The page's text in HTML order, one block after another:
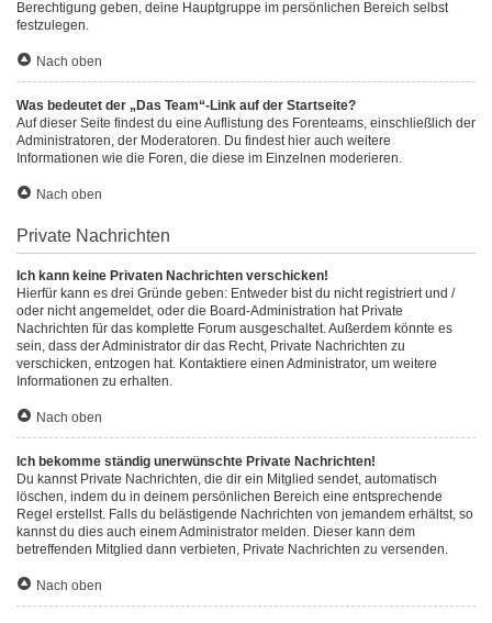
Berechtigung geben, deine Hauptgruppe im persönlichen Bereich selbst
festzulegen.
Nach oben
Was bedeutet der „Das Team“-Link auf der Startseite?
Auf dieser Seite findest du eine Auflistung des Forenteams, einschließlich der
Administratoren, der Moderatoren. Du findest hier auch weitere
Informationen wie die Foren, die diese im Einzelnen moderieren.
Nach oben
Private Nachrichten
Ich kann keine Privaten Nachrichten verschicken!
Hierfür kann es drei Gründe geben: Entweder bist du nicht registriert und /
oder nicht angemeldet, oder die Board-Administration hat Private
Nachrichten für das komplette Forum ausgeschaltet. Außerdem könnte es
sein, dass der Administrator dir das Recht, Private Nachrichten zu
verschicken, entzogen hat. Kontaktiere einen Administrator, um weitere
Informationen zu erhalten.
Nach oben
Ich bekomme ständig unerwünschte Private Nachrichten!
Du kannst Private Nachrichten, die dir ein Mitglied sendet, automatisch
löschen, indem du in deinem persönlichen Bereich eine entsprechende
Regel erstellst. Falls du belästigende Nachrichten von jemandem erhältst, so
kannst du dies auch einem Administrator melden. Dieser kann dem
betreffenden Mitglied dann verbieten, Private Nachrichten zu versenden.
Nach oben